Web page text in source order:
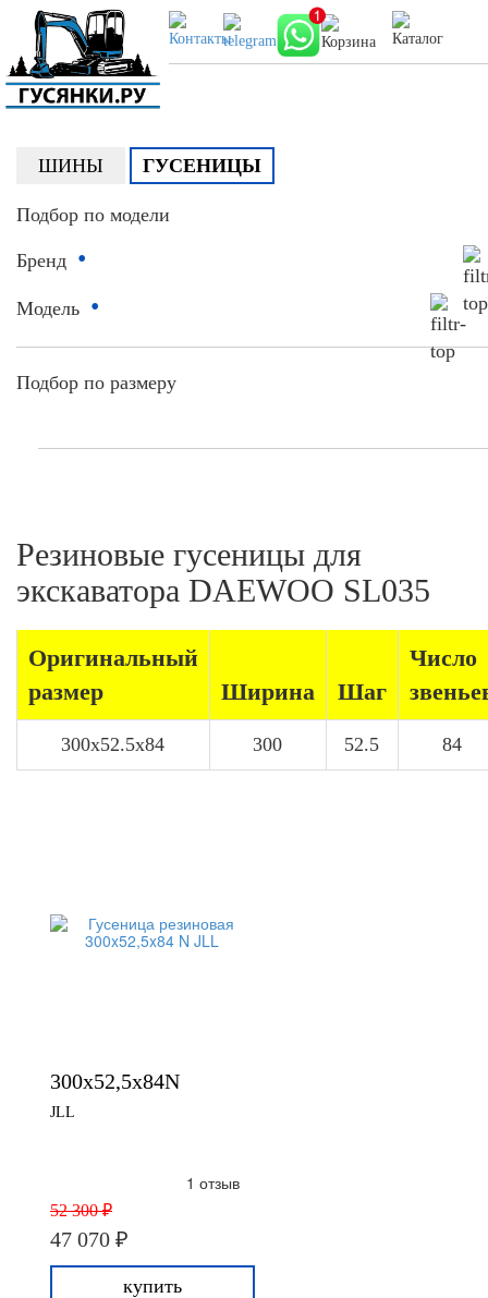
ШИНЫ ГУСЕНИЦЫ
Подбор по модели
Бренд •
Модель •
Подбор по размеру
Резиновые гусеницы для
экскаватора DAEWOO SL035
Оригинальный
размер
Ширина Шаг
Число
300x52.5x84 300 52.5 84
300x52,5x84N
JLL
1 отзыв
52 300 ₽
47 070 ₽
купить